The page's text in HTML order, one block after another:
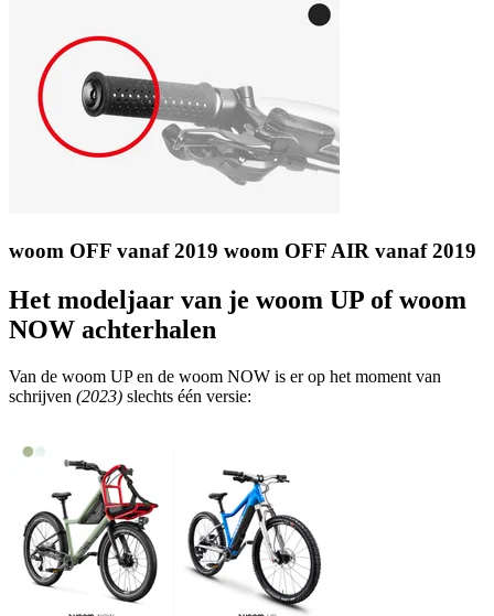
woom OFF vanaf 2019 woom OFF AIR vanaf 2019
Het modeljaar van je woom UP of woom
NOW achterhalen
Van de woom UP en de woom NOW is er op het moment van
schrijven (2023) slechts één versie: